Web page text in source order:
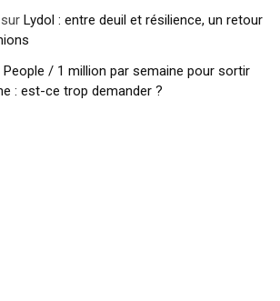
sur Lydol : entre deuil et résilience, un retour
People / 1 million par semaine pour sortir
: est-ce trop demander ?